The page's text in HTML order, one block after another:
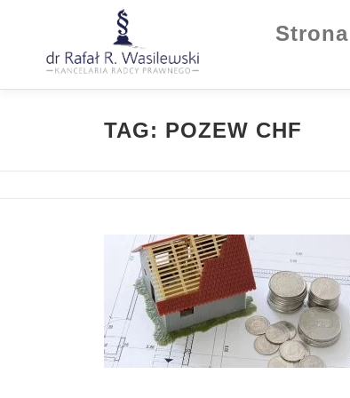
TAG: POZEW CHF